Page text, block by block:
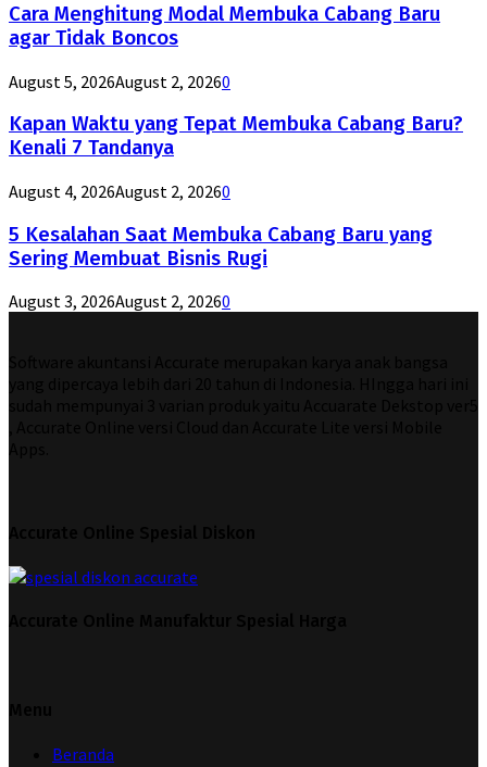
Cara Menghitung Modal Membuka Cabang Baru
agar Tidak Boncos
August 5, 2026August 2, 20260
Kapan Waktu yang Tepat Membuka Cabang Baru?
Kenali 7 Tandanya
August 4, 2026August 2, 20260
5 Kesalahan Saat Membuka Cabang Baru yang
Sering Membuat Bisnis Rugi
August 3, 2026August 2, 20260
Beranda